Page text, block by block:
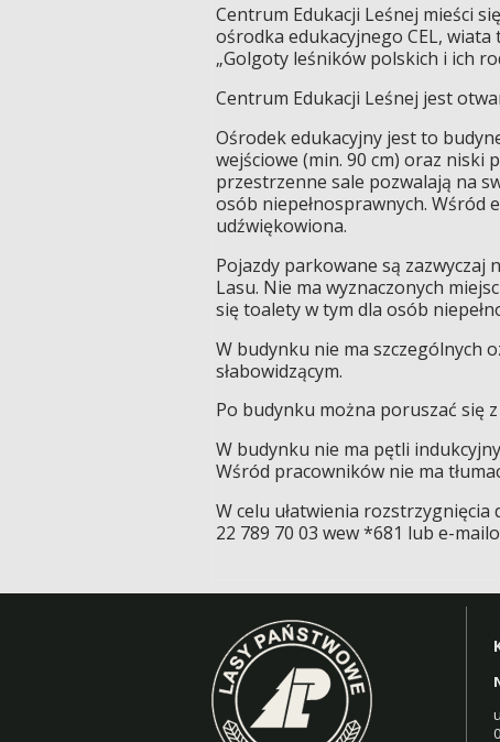
Centrum Edukacji Leśnej mieści
ośrodka edukacyjnego CEL,
„Golgoty leśników polskich i ich
Centrum Edukacji Leśnej jest
Ośrodek edukacyjny jest to
wejściowe (min. 90 cm) oraz niski
przestrzenne sale pozwalają na
osób niepełnosprawnych. Wśród
udźwiękowiona.
Pojazdy parkowane są
Lasu. Nie ma wyznaczonych
się toalety w tym dla osób
W budynku nie ma szczególnych
słabowidzącym.
Po budynku można poruszać się
W budynku nie ma pętli
Wśród pracowników nie ma
W celu ułatwienia
22 789 70 03 wew *681 lub e-